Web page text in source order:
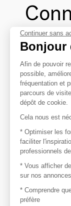
Afin de
avec vos
Continuer sans
Bonjour
Afin de pouvoir
possible,
fréquentation et
parcours de
dépôt de cookie.
Cela nous est
* Optimiser les
faciliter
professionnels
* Vous afficher
sur nos
* Comprendre
préfère